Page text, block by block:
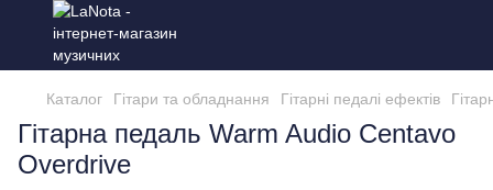
Каталог Гітари та обладнання Гітарні педалі ефектів
Гітарна педаль Warm Audio Centavo
Overdrive